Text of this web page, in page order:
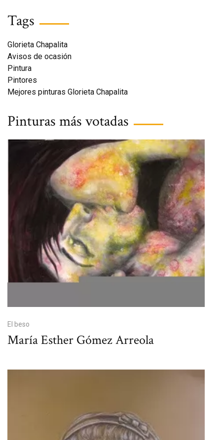
Tags
Glorieta Chapalita
Avisos de ocasión
Pintura
Pintores
Mejores pinturas Glorieta Chapalita
Pinturas más votadas
El beso
María Esther Gómez Arreola